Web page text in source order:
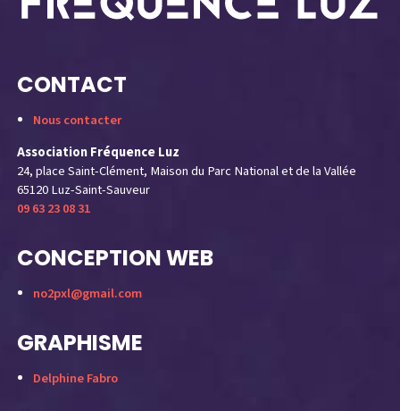
CONTACT
Nous contacter
Association Fréquence Luz
24, place Saint-Clément, Maison du Parc National et de la Vallée
65120 Luz-Saint-Sauveur
09 63 23 08 31
CONCEPTION WEB
no2pxl@gmail.com
GRAPHISME
Delphine Fabro